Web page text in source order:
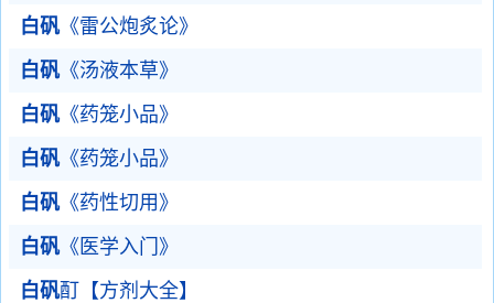
白矾《雷公炮炙论》
白矾《汤液本草》
白矾《药笼小品》
白矾《药笼小品》
白矾《药性切用》
白矾《医学入门》
白矾酊【方剂大全】